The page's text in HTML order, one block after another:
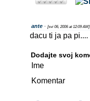
ante - [svi 06, 2006 at 12:09 AM]
dacu ti ja pa
Dodajte svoj
Ime
Komentar